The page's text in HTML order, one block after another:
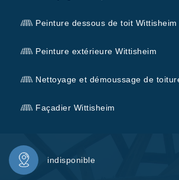
Peinture dessous de toit Wittisheim
Peinture extérieure Wittisheim
Nettoyage et démoussage de
Façadier Wittisheim
indisponible